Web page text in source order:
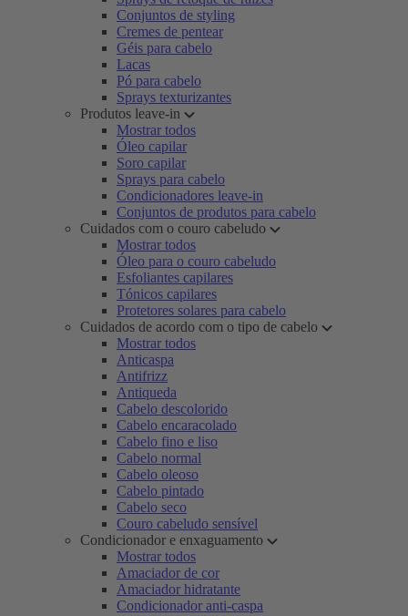
Conjuntos de styling
Cremes de pentear
Géis para cabelo
Lacas
Pó para cabelo
Sprays texturizantes
Produtos leave-in
Mostrar todos
Óleo capilar
Soro capilar
Sprays para cabelo
Condicionadores leave-in
Conjuntos de produtos para cabelo
Cuidados com o couro cabeludo
Mostrar todos
Óleo para o couro cabeludo
Esfoliantes capilares
Tónicos capilares
Protetores solares para cabelo
Cuidados de acordo com o tipo de cabelo
Mostrar todos
Anticaspa
Antifrizz
Antiqueda
Cabelo descolorido
Cabelo encaracolado
Cabelo fino e liso
Cabelo normal
Cabelo oleoso
Cabelo pintado
Cabelo seco
Couro cabeludo sensível
Condicionador e enxaguamento
Mostrar todos
Amaciador de cor
Amaciador hidratante
Condicionador anti-caspa